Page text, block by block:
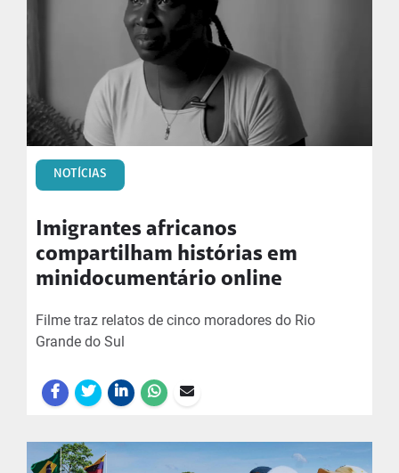
NOTÍCIAS
Imigrantes africanos
compartilham histórias em
minidocumentário online
Filme traz relatos de cinco moradores do Rio
Grande do Sul